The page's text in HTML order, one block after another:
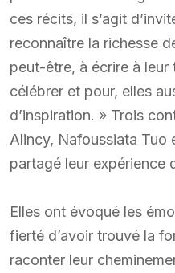
ces récits, il s’agit
reconnaître la richesse
peut-être, à écrire à leur
célébrer et pour, elles
d’inspiration. » Trois
Alincy, Nafoussiata
partagé leur expérience
Elles ont évoqué les
fierté d’avoir trouvé la
raconter leur